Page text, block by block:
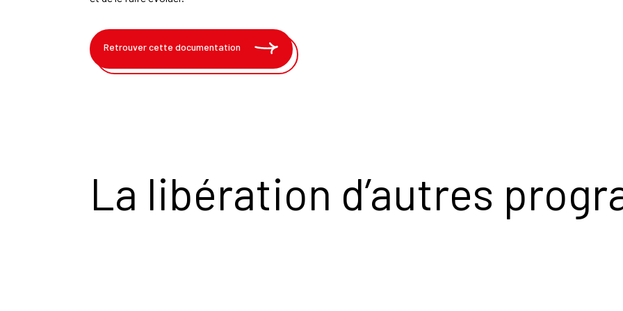
Retrouver cette documentation
La libération d’autres